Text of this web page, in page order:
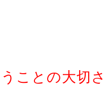
ことの大切さ